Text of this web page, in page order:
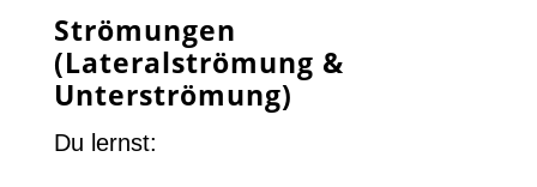
Strömungen
(Lateralströmung &
Unterströmung)
Du lernst: